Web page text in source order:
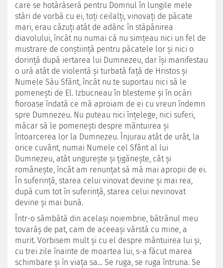
care se hotărâseră pentru Domnul în lungile mele
stări de vorbă cu ei, toți ceilalți, vinovați de păcate
mari, erau căzuți atât de adânc în stăpânirea
diavolului, încât nu numai că nu simțeau nici un fel de
mustrare de conștiință pentru păcatele lor și nici o
dorință după iertarea lui Dumnezeu, dar își manifestau
o ură atât de violentă și turbată față de Hristos și
Numele Său Sfânt, încât nu te suportau nici să le
pomenești de El. Izbucneau în blesteme și în ocări
fioroase îndată ce mă aproiam de ei cu vreun îndemn
spre Dumnezeu. Nu puteau nici înțelege, nici suferi,
măcar să le pomenești despre mântuirea și
întoarcerea lor la Dumnezeu. Înjurau atât de urât, la
orice cuvânt, numai Numele cel Sfânt al lui
Dumnezeu, atât ungurește și țigănește, cât și
românește, încât am renunțat să mă mai apropii de ei.
În suferință, starea celui vinovat devine și mai rea,
după cum tot în suferință, starea celui nevinovat
devine și mai bună.
Într-o sâmbătă din același noiembrie, bătrânul meu
tovarăș de pat, cam de aceeași vârstă cu mine, a
murit. Vorbisem mult și cu el despre mântuirea lui și,
cu trei zile înainte de moartea lui, s-a făcut marea
schimbare și în viața sa… Se ruga, se ruga întruna. Se